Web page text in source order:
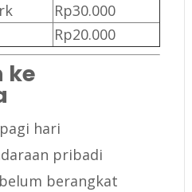
Rp30.000
Rp20.000
ke
hari
pribadi
berangkat